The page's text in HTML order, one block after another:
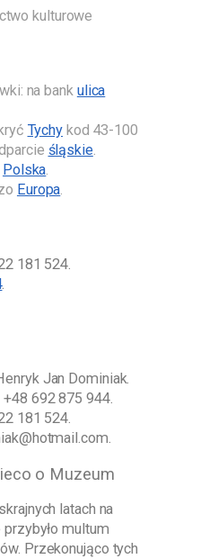
kulturowe
na bank ulica
Tychy kod 43-100
śląskie.
Polska.
Europa.
181 524.
.
Jan Dominiak.
+48 692 875 944.
181 524.
.
o Muzeum
latach na
multum
Przekonująco tych